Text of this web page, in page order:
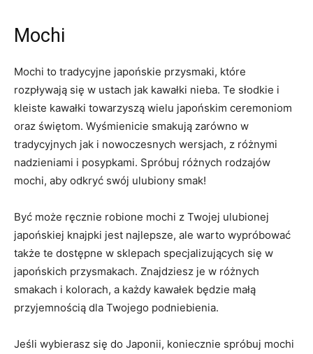
Mochi
Mochi to tradycyjne japońskie przysmaki, które
rozpływają się w ustach jak kawałki nieba. Te słodkie i
kleiste kawałki towarzyszą wielu japońskim ceremoniom
oraz świętom. Wyśmienicie smakują zarówno w
tradycyjnych jak i nowoczesnych wersjach, z różnymi
nadzieniami i posypkami. Spróbuj różnych rodzajów
mochi, aby odkryć swój ulubiony smak!
Być może ręcznie robione mochi z Twojej ulubionej
japońskiej knajpki jest najlepsze, ale warto wypróbować
także te dostępne w sklepach specjalizujących się w
japońskich przysmakach. Znajdziesz je w różnych
smakach i kolorach, a każdy kawałek będzie małą
przyjemnością dla Twojego podniebienia.
Jeśli wybierasz się do Japonii, koniecznie spróbuj mochi